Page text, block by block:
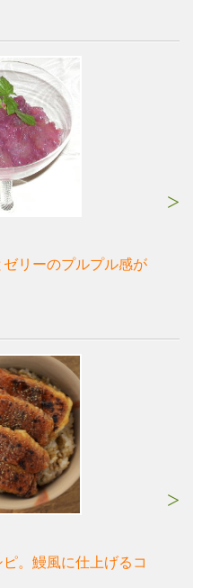
リーのプルプル感が
。鰻風に仕上げるコ